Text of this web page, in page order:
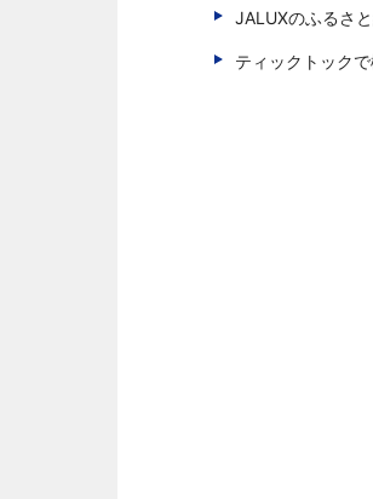
JALUXのふるさ
ティックトック